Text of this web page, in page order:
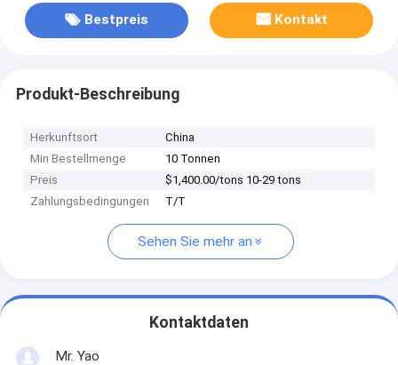
Bestpreis Kontakt
Produkt-Beschreibung
Herkunftsort
China
Min Bestellmenge
10 Tonnen
Preis
$1,400.00/tons 10-29 tons
Zahlungsbedingungen
T/T
Sehen Sie mehr an
Kontaktdaten
Mr. Yao